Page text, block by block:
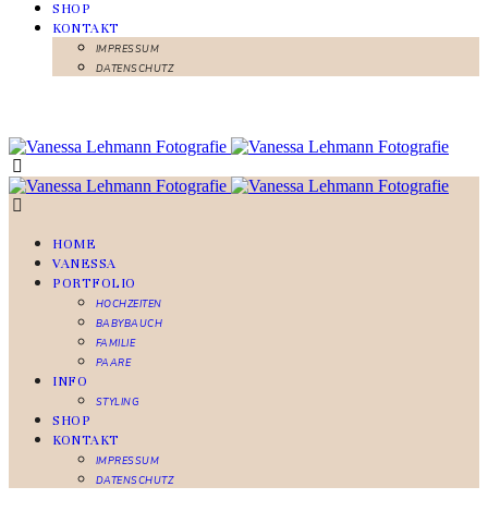
SHOP
KONTAKT
IMPRESSUM
DATENSCHUTZ
HOME
VANESSA
PORTFOLIO
HOCHZEITEN
BABYBAUCH
FAMILIE
PAARE
INFO
STYLING
SHOP
KONTAKT
IMPRESSUM
DATENSCHUTZ